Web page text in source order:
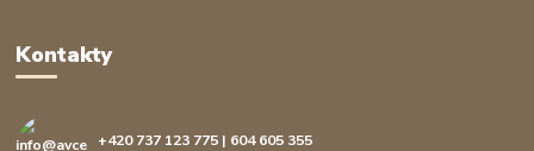
Kontakty
+420 737 123 775 | 604 605 355